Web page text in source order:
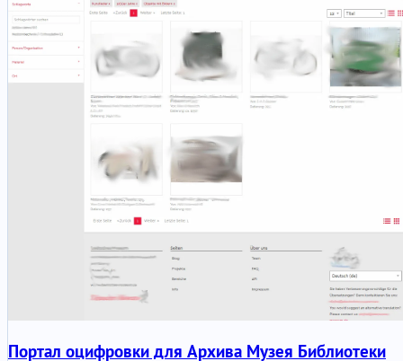
Портал оцифровки для Архива Музея Библиотеки